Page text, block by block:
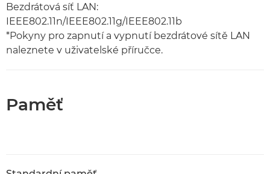
Bezdrátová síť LAN:
IEEE802.11n/IEEE802.11g/IEEE802.11b
*Pokyny pro zapnutí a vypnutí bezdrátové sítě LAN
naleznete v uživatelské příručce.
Paměť